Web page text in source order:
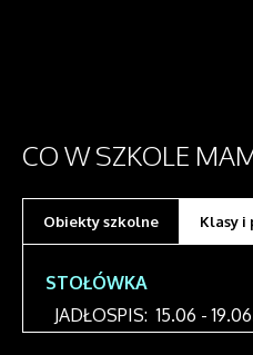
COW SZKOLE
Obiekty szkolne Klasy i
STOŁÓWKA
JADŁOSPIS: 15.06 -